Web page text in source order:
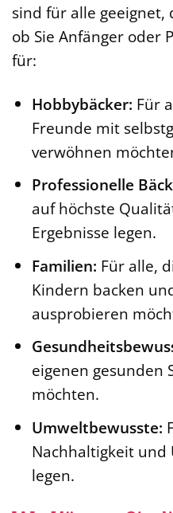
sind für alle geeignet,
ob Sie Anfänger oder
für:
Hobbybäcker: Für
Freunde mit
verwöhnen
Professionelle
auf höchste
Ergebnisse legen.
Familien: Für alle,
Kindern backen
ausprobieren
eigenen gesunden
möchten.
Umweltbewusste:
Nachhaltigkeit
legen.